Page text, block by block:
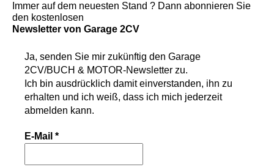
Immer auf dem neuesten Stand ? Dann abonnieren Sie
den kostenlosen
Newsletter von Garage 2CV
Ja, senden Sie mir zukünftig den Garage
2CV/BUCH & MOTOR-Newsletter zu.
Ich bin ausdrücklich damit einverstanden, ihn zu
erhalten und ich weiß, dass ich mich jederzeit
abmelden kann.
E-Mail *